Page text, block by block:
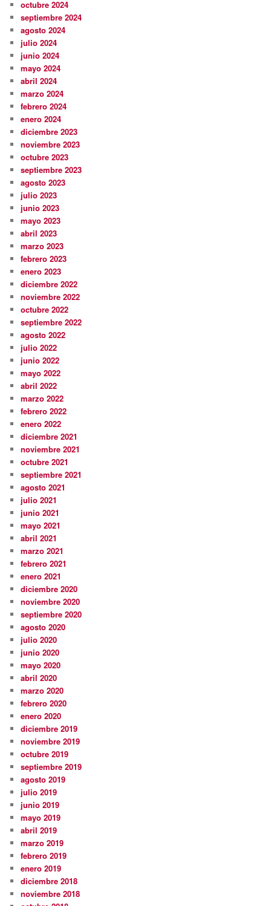
octubre 2024
septiembre 2024
agosto 2024
julio 2024
junio 2024
mayo 2024
abril 2024
marzo 2024
febrero 2024
enero 2024
diciembre 2023
noviembre 2023
octubre 2023
septiembre 2023
agosto 2023
julio 2023
junio 2023
mayo 2023
abril 2023
marzo 2023
febrero 2023
enero 2023
diciembre 2022
noviembre 2022
octubre 2022
septiembre 2022
agosto 2022
julio 2022
junio 2022
mayo 2022
abril 2022
marzo 2022
febrero 2022
enero 2022
diciembre 2021
noviembre 2021
octubre 2021
septiembre 2021
agosto 2021
julio 2021
junio 2021
mayo 2021
abril 2021
marzo 2021
febrero 2021
enero 2021
diciembre 2020
noviembre 2020
septiembre 2020
agosto 2020
julio 2020
junio 2020
mayo 2020
abril 2020
marzo 2020
febrero 2020
enero 2020
diciembre 2019
noviembre 2019
octubre 2019
septiembre 2019
agosto 2019
julio 2019
junio 2019
mayo 2019
abril 2019
marzo 2019
febrero 2019
enero 2019
diciembre 2018
noviembre 2018